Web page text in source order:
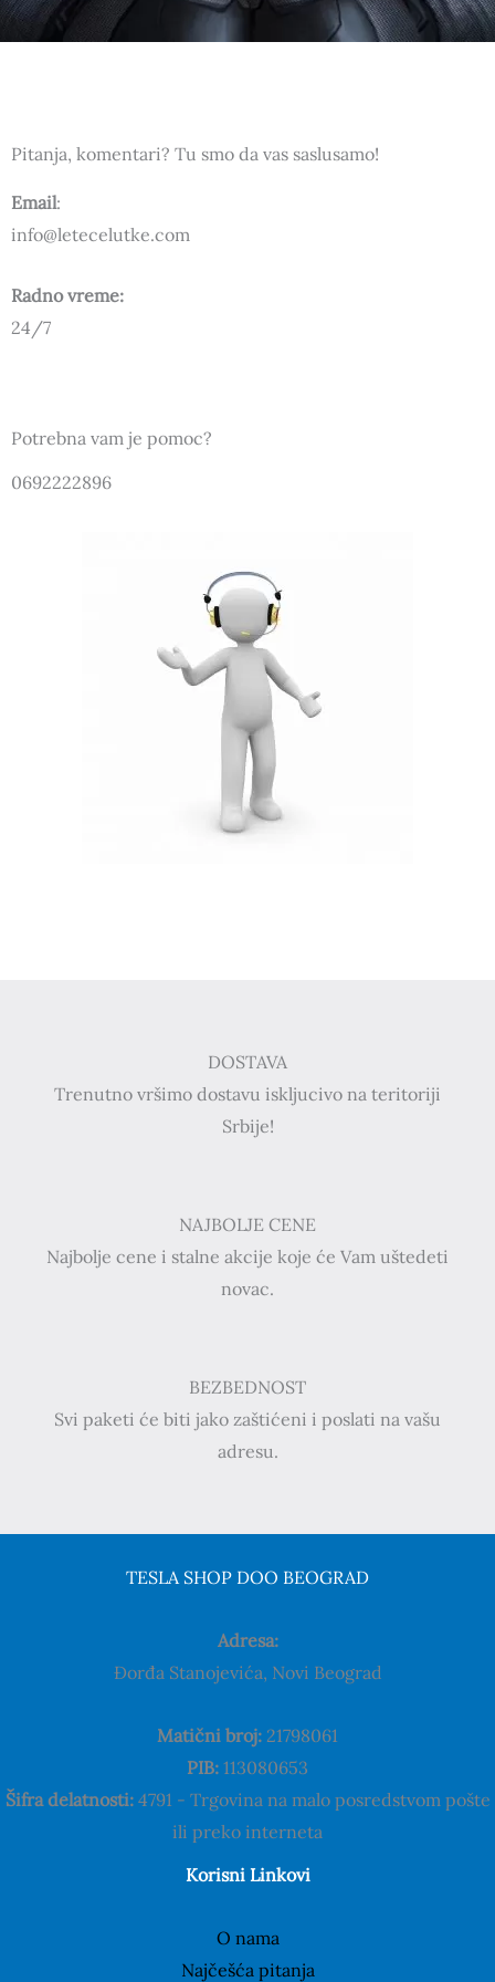
Pitanja, komentari? Tu smo da vas saslusamo!
Email:
info@letecelutke.com
Radno vreme:
24/7
Potrebna vam je pomoc?
0692222896
DOSTAVA
Trenutno vršimo dostavu iskljucivo na teritoriji
Srbije!
NAJBOLJE CENE
Najbolje cene i stalne akcije koje će Vam uštedeti
novac.
BEZBEDNOST
Svi paketi će biti jako zaštićeni i poslati na vašu
adresu.
TESLA SHOP DOO BEOGRAD
Adresa:
Đorđa Stanojevića, Novi Beograd
Matični broj: 21798061
PIB: 113080653
Šifra delatnosti:4791 - Trgovina na malo posredstvom pošte
ili preko interneta
Korisni Linkovi
O nama
Najčešća pitanja